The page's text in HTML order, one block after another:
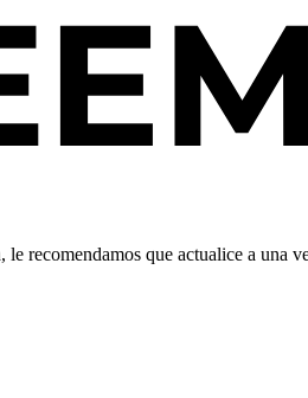
recomendamos que actualice a una